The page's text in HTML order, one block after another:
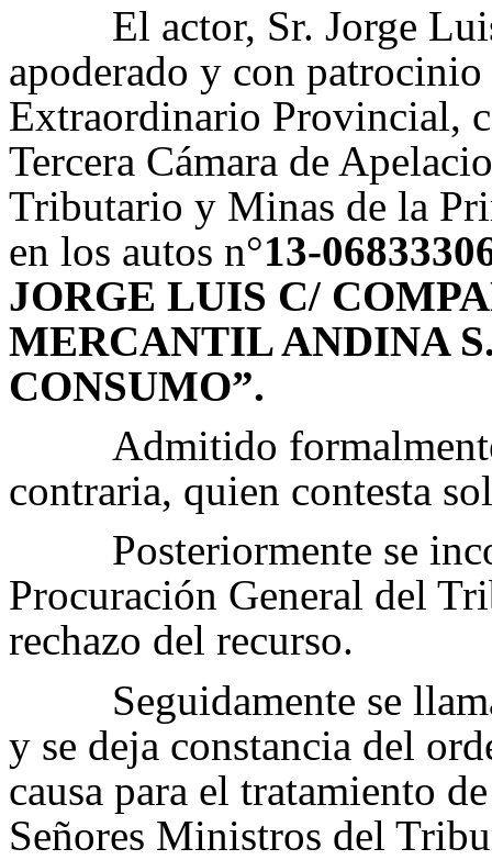
El actor, Sr. Jorge
apoderado y con
Extraordinario Provincial,
Tercera Cámara de
Tributario y Minas de la
en los autos n°13-
JORGE LUIS C/
MERCANTIL ANDINA
CONSUMO”.
Admitido
contraria, quien contesta
Posteriormente se
Procuración General del
rechazo del recurso.
Seguidamente se
y se deja constancia del
causa para el tratamiento
Señores Ministros del